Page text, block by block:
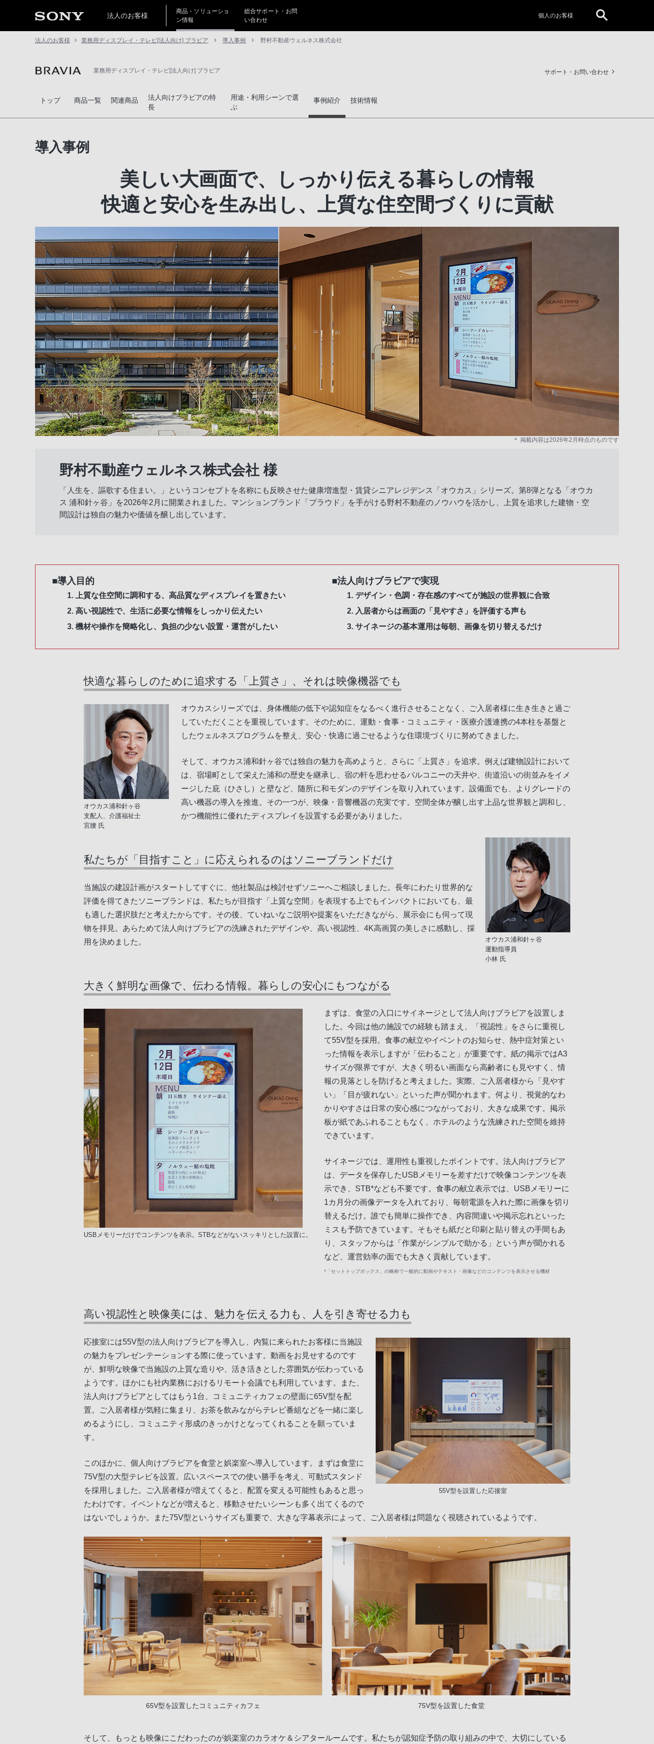
法人のお客様
商品・ソリューショ
ン情報
総合サポート・お問
い合わせ
個人のお客様
法人のお客様 業務用ディスプレイ・テレビ[法人向け] ブラビア 導入事例 野村不動産ウェルネス株式会社
業務用ディスプレイ・テレビ[法人向け] ブラビア サポート・お問い合わせ
トップ 商品一覧 関連商品
法人向けブラビアの特
長
用途・利用シーンで選
ぶ
事例紹介 技術情報
導入事例
美しい大画面で、しっかり伝える暮らしの情報
快適と安心を生み出し、上質な住空間づくりに貢献
＊ 掲載内容は2026年2月時点のものです
野村不動産ウェルネス株式会社 様
「人生を、謳歌する住まい。」というコンセプトを名称にも反映させた健康増進型・賃貸シニアレジデンス「オウカス」シリーズ。第8弾となる「オウカ
ス 浦和針ヶ谷」を2026年2月に開業されました。マンションブランド「プラウド」を手がける野村不動産のノウハウを活かし、上質を追求した建物・空
間設計は独自の魅力や価値を醸し出しています。
■導入目的
上質な住空間に調和する、高品質なディスプレイを置きたい
高い視認性で、生活に必要な情報をしっかり伝えたい
機材や操作を簡略化し、負担の少ない設置・運営がしたい
■法人向けブラビアで実現
デザイン・色調・存在感のすべてが施設の世界観に合致
入居者からは画面の「見やすさ」を評価する声も
サイネージの基本運用は毎朝、画像を切り替えるだけ
快適な暮らしのために追求する「上質さ」、それは映像機器でも
オウカス浦和針ヶ谷
支配人、介護福祉士
宮腰 氏
オウカスシリーズでは、身体機能の低下や認知症をなるべく進行させることなく、ご入居者様に生き生きと過ご
していただくことを重視しています。そのために、運動・食事・コミュニティ・医療介護連携の4本柱を基盤と
したウェルネスプログラムを整え、安心・快適に過ごせるような住環境づくりに努めてきました。
そして、オウカス浦和針ヶ谷では独自の魅力を高めようと、さらに「上質さ」を追求。例えば建物設計において
は、宿場町として栄えた浦和の歴史を継承し、宿の軒を思わせるバルコニーの天井や、街道沿いの街並みをイメ
ージした庇（ひさし）と壁など、随所に和モダンのデザインを取り入れています。設備面でも、よりグレードの
高い機器の導入を推進。その一つが、映像・音響機器の充実です。空間全体が醸し出す上品な世界観と調和し、
かつ機能性に優れたディスプレイを設置する必要がありました。
オウカス浦和針ヶ谷
運動指導員
小林 氏
私たちが「目指すこと」に応えられるのはソニーブランドだけ
当施設の建設計画がスタートしてすぐに、他社製品は検討せずソニーへご相談しました。長年にわたり世界的な
評価を得てきたソニーブランドは、私たちが目指す「上質な空間」を表現する上でもインパクトにおいても、最
も適した選択肢だと考えたからです。その後、ていねいなご説明や提案をいただきながら、展示会にも伺って現
物を拝見。あらためて法人向けブラビアの洗練されたデザインや、高い視認性、4K高画質の美しさに感動し、採
用を決めました。
大きく鮮明な画像で、伝わる情報。暮らしの安心にもつながる
USBメモリーだけでコンテンツを表示。STBなどがないスッキリとした設置に。
まずは、食堂の入口にサイネージとして法人向けブラビアを設置しま
した。今回は他の施設での経験も踏まえ、「視認性」をさらに重視し
て55V型を採用。食事の献立やイベントのお知らせ、熱中症対策とい
った情報を表示しますが「伝わること」が重要です。紙の掲示ではA3
サイズが限界ですが、大きく明るい画面なら高齢者にも見やすく、情
報の見落としを防げると考えました。実際、ご入居者様から「見やす
い」「目が疲れない」といった声が聞かれます。何より、視覚的なわ
かりやすさは日常の安心感につながっており、大きな成果です。掲示
板が紙であふれることもなく、ホテルのような洗練された空間を維持
できています。
サイネージでは、運用性も重視したポイントです。法人向けブラビア
は、データを保存したUSBメモリーを差すだけで映像コンテンツを表
示でき、STB*なども不要です。食事の献立表示では、USBメモリーに
1カ月分の画像データを入れており、毎朝電源を入れた際に画像を切り
替えるだけ。誰でも簡単に操作でき、内容間違いや掲示忘れといった
ミスも予防できています。そもそも紙だと印刷と貼り替えの手間もあ
り、スタッフからは「作業がシンプルで助かる」という声が聞かれる
など、運営効率の面でも大きく貢献しています。
*「セットトップボックス」の略称で一般的に動画やテキスト・画像などのコンテンツを表示させる機材
高い視認性と映像美には、魅力を伝える力も、人を引き寄せる力も
55V型を設置した応接室
応接室には55V型の法人向けブラビアを導入し、内覧に来られたお客様に当施設
の魅力をプレゼンテーションする際に使っています。動画をお見せするのです
が、鮮明な映像で当施設の上質な造りや、活き活きとした雰囲気が伝わっている
ようです。ほかにも社内業務におけるリモート会議でも利用しています。また、
法人向けブラビアとしてはもう1台、コミュニティカフェの壁面に65V型を配
置。ご入居者様が気軽に集まり、お茶を飲みながらテレビ番組などを一緒に楽し
めるようにし、コミュニティ形成のきっかけとなってくれることを願っていま
す。
このほかに、個人向けブラビアを食堂と娯楽室へ導入しています。まずは食堂に
75V型の大型テレビを設置。広いスペースでの使い勝手を考え、可動式スタンド
を採用しました。ご入居者様が増えてくると、配置を変える可能性もあると思っ
たわけです。イベントなどが増えると、移動させたいシーンも多く出てくるので
はないでしょうか。また75V型というサイズも重要で、大きな字幕表示によって、ご入居者様は問題なく視聴されているようです。
65V型を設置したコミュニティカフェ 75V型を設置した食堂
そして、もっとも映像にこだわったのが娯楽室のカラオケ＆シアタールームです。私たちが認知症予防の取り組みの中で、大切にしている